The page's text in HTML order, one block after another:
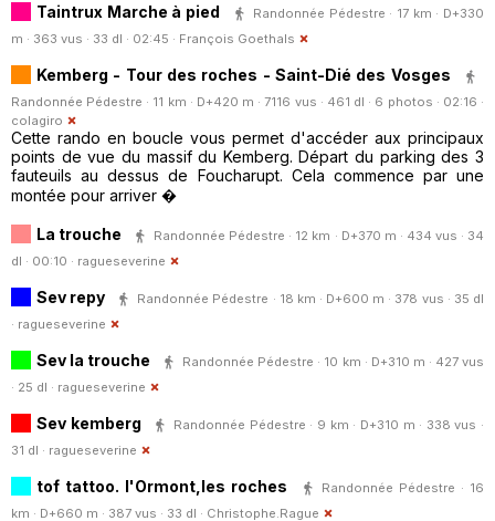
Taintrux Marche à pied
Randonnée Pédestre · 17 km · D+330
m · 363 vus · 33 dl · 02:45 · François Goethals
Kemberg - Tour des roches - Saint-Dié des Vosges
Randonnée Pédestre · 11 km · D+420 m · 7116 vus · 461 dl · 6 photos · 02:16 ·
colagiro
Cette rando en boucle vous permet d'accéder aux principaux
points de vue du massif du Kemberg. Départ du parking des 3
fauteuils au dessus de Foucharupt. Cela commence par une
montée pour arriver �
La trouche
Randonnée Pédestre · 12 km · D+370 m · 434 vus · 34
dl · 00:10 · ragueseverine
Sev repy
Randonnée Pédestre · 18 km · D+600 m · 378 vus · 35 dl
· ragueseverine
Sev la trouche
Randonnée Pédestre · 10 km · D+310 m · 427 vus
· 25 dl · ragueseverine
Sev kemberg
Randonnée Pédestre · 9 km · D+310 m · 338 vus ·
31 dl · ragueseverine
tof tattoo. l'Ormont,les roches
Randonnée Pédestre · 16
km · D+660 m · 387 vus · 33 dl · Christophe.Rague